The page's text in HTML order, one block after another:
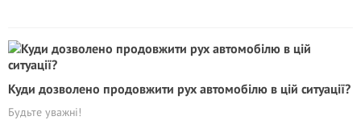
Куди дозволено продовжити рух автомобілю в цій ситуації?
Будьте уважні!